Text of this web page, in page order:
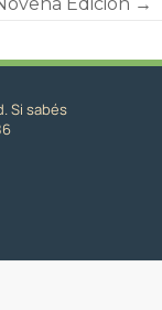
Si sabés